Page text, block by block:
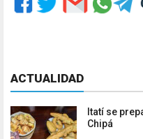
ACTUALIDAD
Itatí se
Chipá